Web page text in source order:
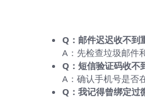
Q：邮件迟迟收不到
A：先检查垃圾邮件
Q：短信验证码收不
A：确认手机号是否
Q：我记得曾绑定